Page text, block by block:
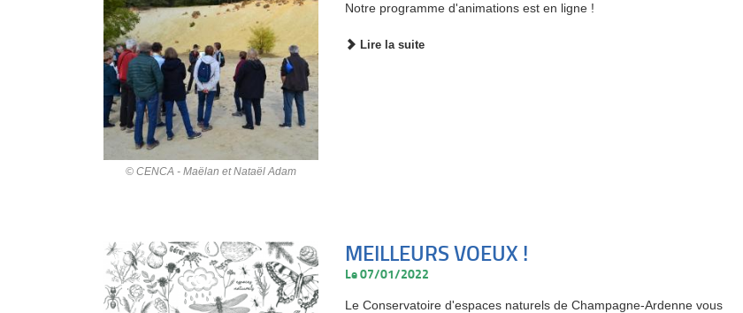
© CENCA - Maëlan et Nataël Adam
Notre programme d'animations est en ligne !
Lire la suite
MEILLEURS VOEUX !
Le 07/01/2022
Le Conservatoire d'espaces naturels de Champagne-Ardenne vous